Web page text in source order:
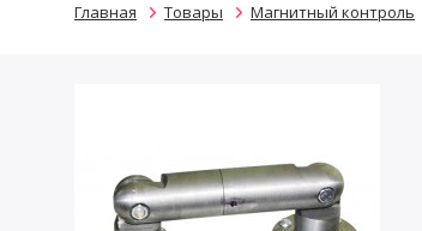
Главная Товары Магнитный контроль